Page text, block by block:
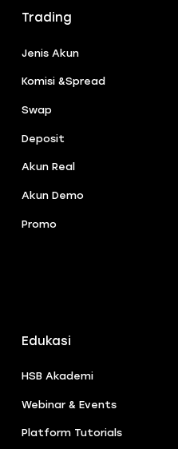
Trading
Jenis Akun
Komisi &Spread
Swap
Deposit
Akun Real
Akun Demo
Promo
Edukasi
HSB Akademi
Webinar & Events
Platform Tutorials